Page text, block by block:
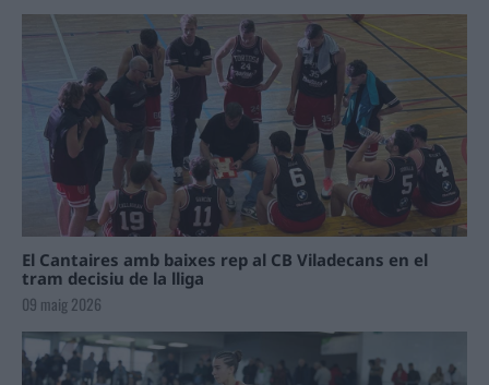
El Cantaires amb baixes rep al CB Viladecans en el
tram decisiu de la lliga
09 maig 2026